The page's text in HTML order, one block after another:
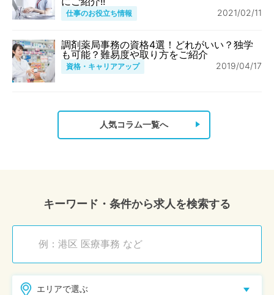
仕事のお役立ち情報 2021/02/11
調剤薬局事務の資格4選！どれがいい？独学
も可能？難易度や取り方をご紹介
資格・キャリアアップ 2019/04/17
人気コラム一覧へ
キーワード・条件から求人を検索する
エリアで選ぶ